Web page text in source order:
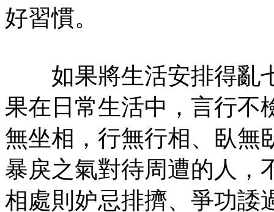
好習慣。
如果將生活安排得亂
果在日常生活中，言行不
無坐相，行無行相、臥無
暴戾之氣對待周遭的人，
相處則妒忌排擠、爭功諉